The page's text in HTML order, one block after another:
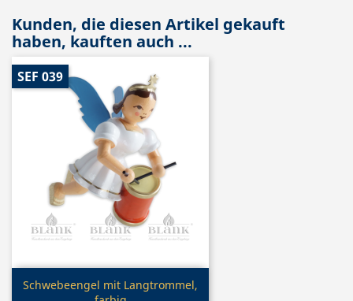
Kunden, die diesen Artikel gekauft
haben, kauften auch ...
Vorschau
Schwebeengel mit Langtrommel,
SEF 039